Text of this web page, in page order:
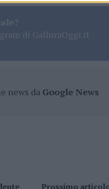
di GalluraOggi.it
news da Google News
Prossimo